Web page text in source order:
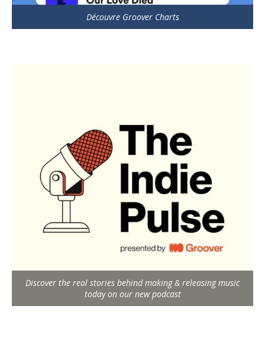
Découvre Groover Charts
Discover the real stories behind making & releasing music
today on our new podcast